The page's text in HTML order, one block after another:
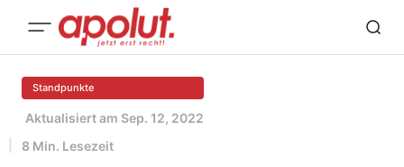
Standpunkte
Aktualisiert am Sep. 12, 2022
8 Min. Lesezeit